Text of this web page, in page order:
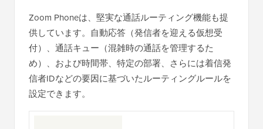
Zoom Phoneは、堅実な通話ルーティング機能も提
供しています。自動応答（発信者を迎える仮想受
付）、通話キュー（混雑時の通話を管理するた
め）、および時間帯、特定の部署、さらには着信発
信者IDなどの要因に基づいたルーティングルールを
設定できます。